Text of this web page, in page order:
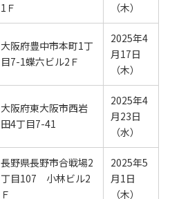
1Ｆ
（木）
大阪府豊中市本町1丁
目7-1蝶六ビル2Ｆ
2025年4
月17日
（木）
大阪府東大阪市西岩
田4丁目7-41
2025年4
月23日
（水）
長野県長野市合戦場2
丁目107 小林ビル2
Ｆ
2025年5
月1日
（木）